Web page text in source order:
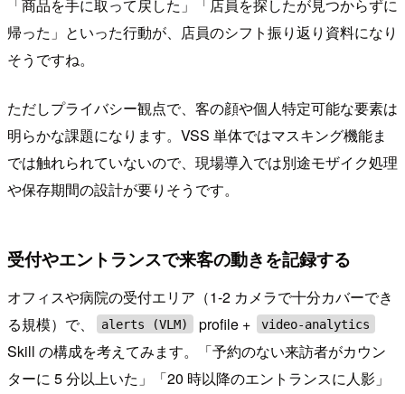
「商品を手に取って戻した」「店員を探したが見つからずに
帰った」といった行動が、店員のシフト振り返り資料になり
そうですね。
ただしプライバシー観点で、客の顔や個人特定可能な要素は
明らかな課題になります。VSS 単体ではマスキング機能ま
では触れられていないので、現場導入では別途モザイク処理
や保存期間の設計が要りそうです。
受付やエントランスで来客の動きを記録する
オフィスや病院の受付エリア（1-2 カメラで十分カバーでき
る規模）で、
alerts (VLM) profile + video-analytics
Skill の構成を考えてみます。「予約のない来訪者がカウン
ターに 5 分以上いた」「20 時以降のエントランスに人影」